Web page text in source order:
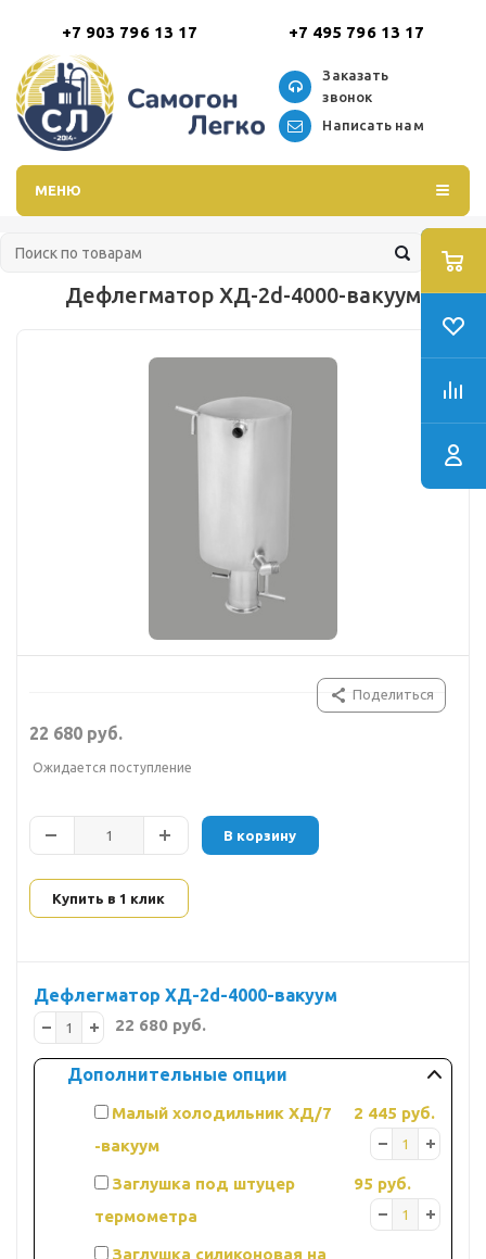
+7 903 796 13 17 +7 495 796 13 17
Заказать
звонок
Написать нам
МЕНЮ
Дефлегматор ХД-2d-4000-вакуум
Поделиться
22 680 руб.
Ожидается поступление
В корзину
Купить в 1 клик
Дефлегматор ХД-2d-4000-вакуум
22 680 руб.
Дополнительные опции
Малый холодильник ХД/7
-вакуум
2 445 руб.
Заглушка под штуцер
термометра
95 руб.
Заглушка силиконовая на